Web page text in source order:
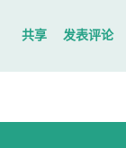
入札仕様書 名片
共享 发表评论